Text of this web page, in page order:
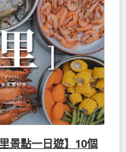
景點一日遊】10個